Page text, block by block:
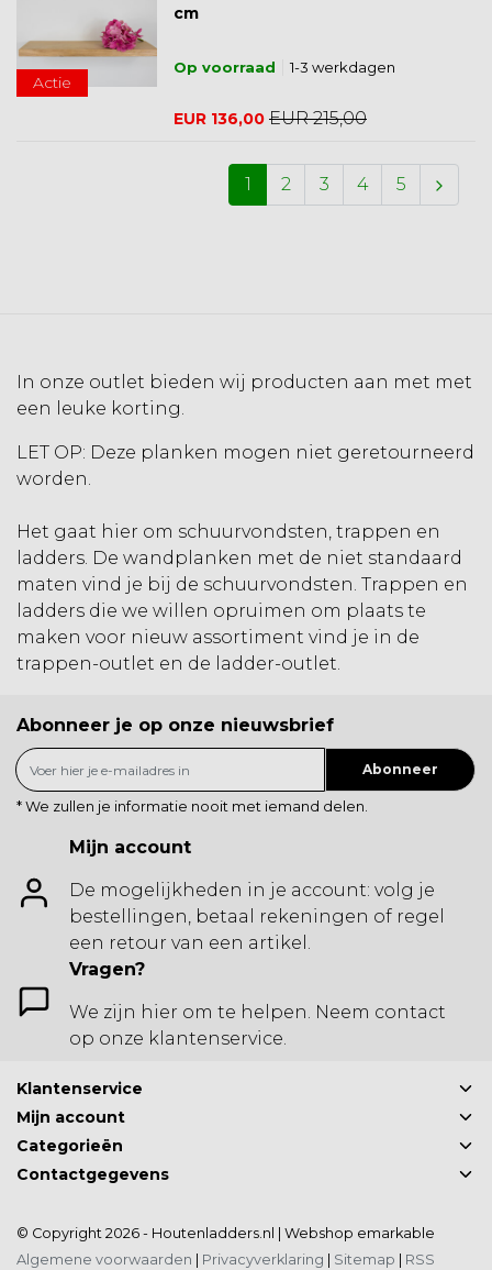
Actie
cm
Op voorraad 1-3 werkdagen
EUR 136,00 EUR 215,00
1 2 3 4 5
In onze outlet bieden wij producten aan met met
een leuke korting.
LET OP: Deze planken mogen niet geretourneerd
worden.
Het gaat hier om schuurvondsten, trappen en
ladders. De wandplanken met de niet standaard
maten vind je bij de schuurvondsten. Trappen en
ladders die we willen opruimen om plaats te
maken voor nieuw assortiment vind je in de
trappen-outlet en de ladder-outlet.
Abonneer je op onze nieuwsbrief
Abonneer
* We zullen je informatie nooit met iemand delen.
Mijn account
De mogelijkheden in je account: volg je
bestellingen, betaal rekeningen of regel
een retour van een artikel.
Vragen?
We zijn hier om te helpen. Neem contact
op onze klantenservice.
Klantenservice
Mijn account
Categorieën
Contactgegevens
© Copyright 2026 - Houtenladders.nl | Webshop emarkable
Algemene voorwaarden
Privacyverklaring Sitemap RSS